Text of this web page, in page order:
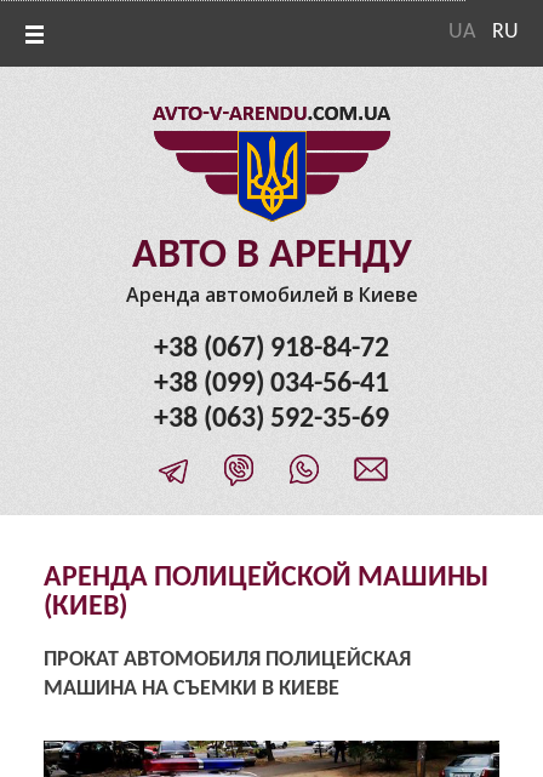
UA RU
АВТО В АРЕНДУ
Аренда автомобилей в Киеве
+38 (067) 918-84-72
+38 (099) 034-56-41
+38 (063) 592-35-69
АРЕНДА ПОЛИЦЕЙСКОЙ МАШИНЫ
(КИЕВ)
ПРОКАТ АВТОМОБИЛЯ ПОЛИЦЕЙСКАЯ
МАШИНА НА СЪЕМКИ В КИЕВЕ